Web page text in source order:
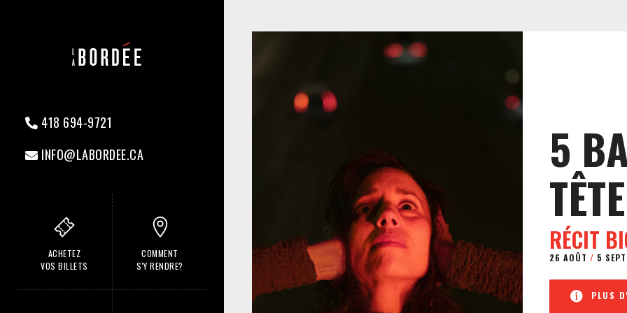
418 694-9721
INFO@LABORDEE.CA
ACHETEZ
VOS BILLETS
COMMENT
S'Y RENDRE?
5
TÊTE
RÉCIT
26 AOÛT / 5
PLUS